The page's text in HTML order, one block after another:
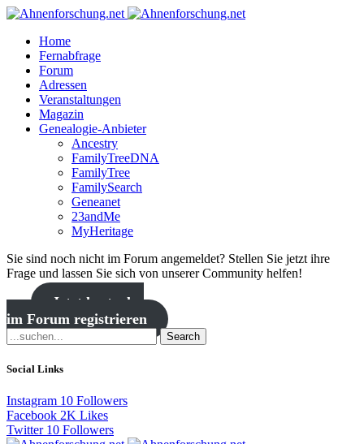
Home
Fernabfrage
Forum
Adressen
Veranstaltungen
Magazin
Genealogie-Anbieter
Ancestry
FamilyTreeDNA
FamilyTree
FamilySearch
Geneanet
23andMe
MyHeritage
Sie sind noch nicht im Forum angemeldet? Stellen Sie jetzt ihre
Frage und lassen Sie sich von unserer Community helfen!
Jetzt kostenlos
im Forum registrieren
Search
Social Links
Instagram 10 Followers
Facebook 2K Likes
Twitter 10 Followers